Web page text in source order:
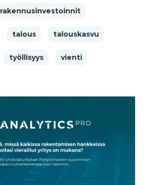
rakennusinvestoinnit
talous talouskasvu
työllisyys vienti